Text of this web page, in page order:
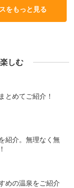
をもっと見る
しむ
とめてご紹介！
紹介。無理なく無
めの温泉をご紹介